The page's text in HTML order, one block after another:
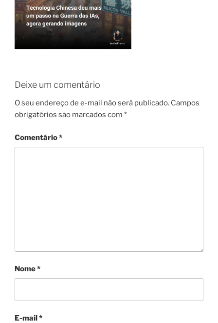
Deixe um comentário
O seu endereço de e-mail não será publicado. Campos
obrigatórios são marcados com *
Comentário*
Nome*
E-mail*